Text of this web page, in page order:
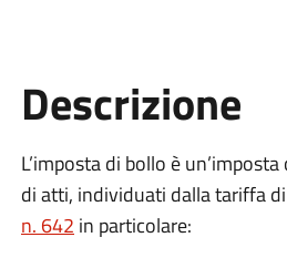
Descrizione
L’imposta di bollo è
di atti, individuati dalla tariffa
n. 642 in particolare: